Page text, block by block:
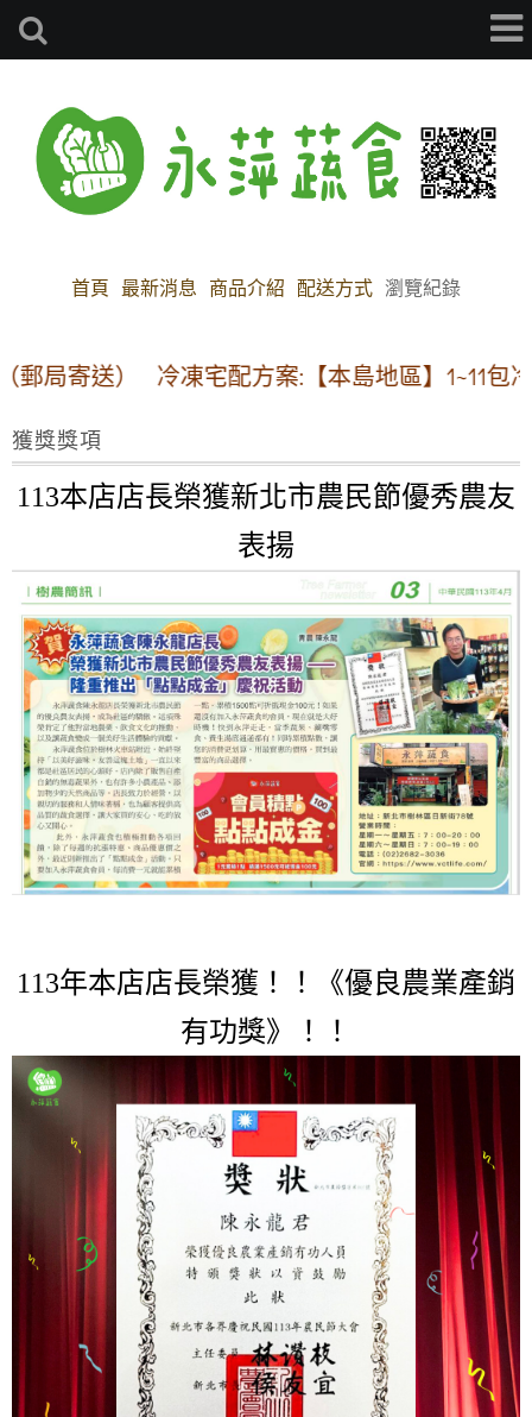
首頁 最新消息 商品介紹 配送方式 瀏覽紀錄
局寄送） 冷凍宅配方案:【本島地區】1~11包
獲獎獎項
113本店店長榮獲新北市農民節優秀農友
表揚
113年本店店長榮獲！！ 《優良農業產銷
有功獎》 ！！